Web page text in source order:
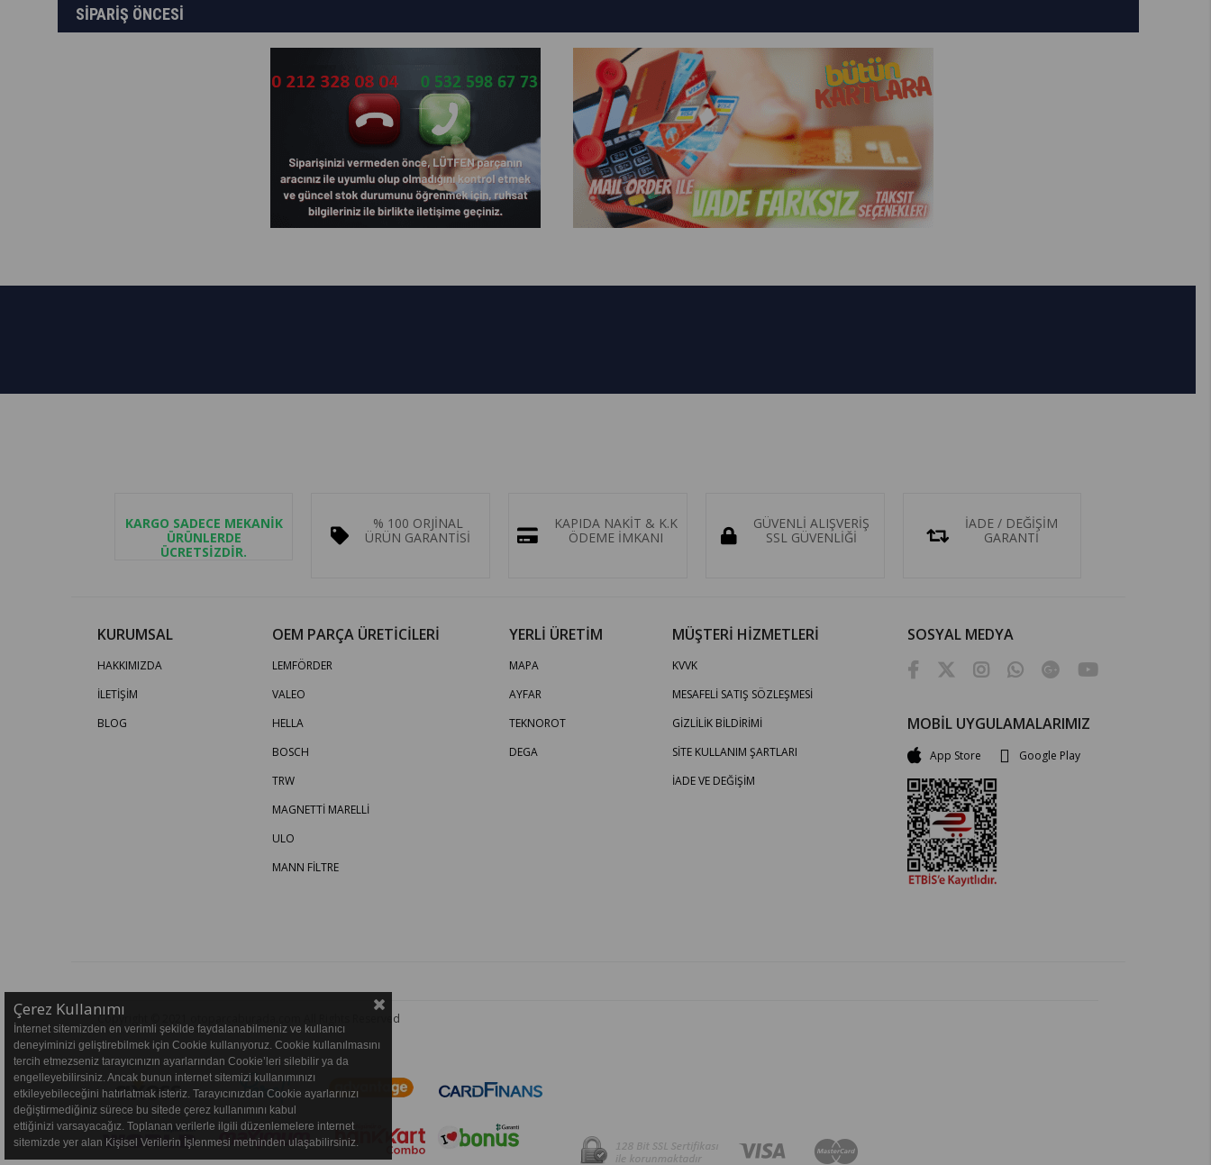
SİPARİŞ ÖNCESİ
KARGO SADECE MEKANİK
ÜRÜNLERDE
ÜCRETSİZDİR.
% 100 ORJİNAL
ÜRÜN GARANTİSİ
KAPIDA NAKİT & K.K
ÖDEME İMKANI
GÜVENLİ ALIŞVERİŞ
SSL GÜVENLİĞİ
İADE / DEĞİŞİM
GARANTİ
KURUMSAL
HAKKIMIZDA
İLETİŞİM
BLOG
OEM PARÇA ÜRETİCİLERİ
LEMFÖRDER
VALEO
HELLA
BOSCH
TRW
MAGNETTİ MARELLİ
ULO
MANN FİLTRE
YERLİ ÜRETİM
MAPA
AYFAR
TEKNOROT
DEGA
MÜŞTERİ HİZMETLERİ
KVVK
MESAFELİ SATIŞ SÖZLEŞMESİ
GİZLİLİK BİLDİRİMİ
SİTE KULLANIM ŞARTLARI
İADE VE DEĞİŞİM
SOSYAL MEDYA
MOBİL UYGULAMALARIMIZ
App Store Google Play
Copyright © 2021 otoparcaburada.com All Rights Reserved
Çerez Kullanımı
İnternet sitemizden en verimli şekilde faydalanabilmeniz ve kullanıcı
deneyiminizi geliştirebilmek için Cookie kullanıyoruz. Cookie kullanılmasını
tercih etmezseniz tarayıcınızın ayarlarından Cookie’leri silebilir ya da
engelleyebilirsiniz. Ancak bunun internet sitemizi kullanımınızı
etkileyebileceğini hatırlatmak isteriz. Tarayıcınızdan Cookie ayarlarınızı
değiştirmediğiniz sürece bu sitede çerez kullanımını kabul
ettiğinizi varsayacağız. Toplanan verilerle ilgili düzenlemelere internet
sitemizde yer alan Kişisel Verilerin İşlenmesi metninden ulaşabilirsiniz.